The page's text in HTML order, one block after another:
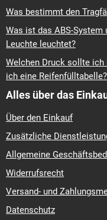
Was bestimmt den
Was ist das ABS-System
Leuchte leuchtet?
Welchen Druck sollte ich
ich eine Reifenfülltabelle?
Alles über das
Über den Einkauf
Zusätzliche
Allgemeine
Widerrufsrecht
Versand- und
Datenschutz